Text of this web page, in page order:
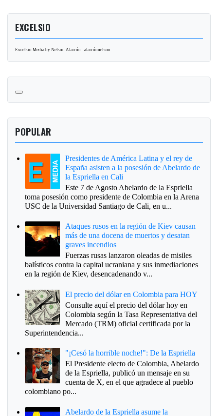
EXCELSIO
Excelsio Media by Nelson Alarcón - alarcónnelson
POPULAR
Presidentes de América Latina y el rey de
España asisten a la posesión de Abelardo de
la Espriella en Cali
Este 7 de Agosto Abelardo de la Espriella
toma posesión como presidente de Colombia en la Arena
USC de la Universidad Santiago de Cali, en u...
Ataques rusos en la región de Kiev causan
más de una docena de muertos y desatan
graves incendios
Fuerzas rusas lanzaron oleadas de misiles
balísticos contra la capital ucraniana y sus inmediaciones
en la región de Kiev, desencadenando v...
El precio del dólar en Colombia para HOY
Consulte aquí el precio del dólar hoy en
Colombia según la Tasa Representativa del
Mercado (TRM) oficial certificada por la
Superintendencia...
"¡Cesó la horrible noche!": De la Espriella
El Presidente electo de Colombia, Abelardo
de la Espriella, publicó un mensaje en su
cuenta de X, en el que agradece al pueblo
colombiano po...
Abelardo de la Espriella asume la